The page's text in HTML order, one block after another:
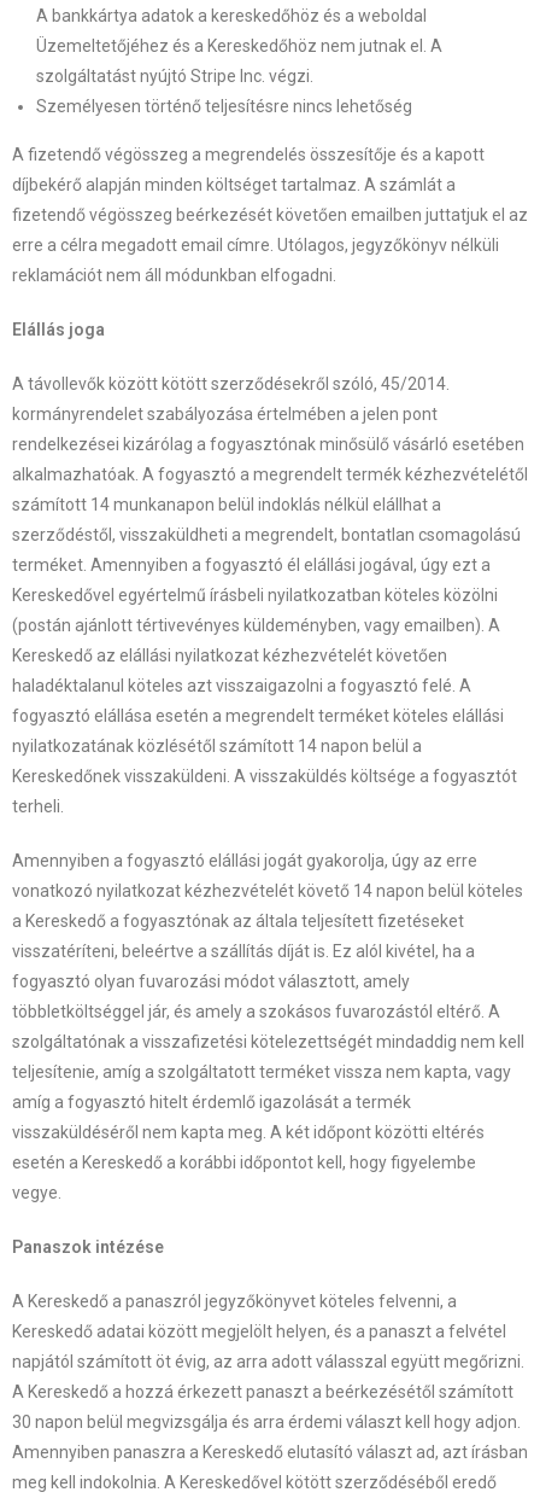
A bankkártya adatok a kereskedőhöz és a weboldal
Üzemeltetőjéhez és a Kereskedőhöz nem jutnak el. A
szolgáltatást nyújtó Stripe Inc. végzi.
Személyesen történő teljesítésre nincs lehetőség
A fizetendő végösszeg a megrendelés összesítője és a kapott
díjbekérő alapján minden költséget tartalmaz. A számlát a
fizetendő végösszeg beérkezését követően emailben juttatjuk el az
erre a célra megadott email címre. Utólagos, jegyzőkönyv nélküli
reklamációt nem áll módunkban elfogadni.
Elállás joga
A távollevők között kötött szerződésekről szóló, 45/2014.
kormányrendelet szabályozása értelmében a jelen pont
rendelkezései kizárólag a fogyasztónak minősülő vásárló esetében
alkalmazhatóak. A fogyasztó a megrendelt termék kézhezvételétől
számított 14 munkanapon belül indoklás nélkül elállhat a
szerződéstől, visszaküldheti a megrendelt, bontatlan csomagolású
terméket. Amennyiben a fogyasztó él elállási jogával, úgy ezt a
Kereskedővel egyértelmű írásbeli nyilatkozatban köteles közölni
(postán ajánlott tértivevényes küldeményben, vagy emailben). A
Kereskedő az elállási nyilatkozat kézhezvételét követően
haladéktalanul köteles azt visszaigazolni a fogyasztó felé. A
fogyasztó elállása esetén a megrendelt terméket köteles elállási
nyilatkozatának közlésétől számított 14 napon belül a
Kereskedőnek visszaküldeni. A visszaküldés költsége a fogyasztót
terheli.
Amennyiben a fogyasztó elállási jogát gyakorolja, úgy az erre
vonatkozó nyilatkozat kézhezvételét követő 14 napon belül köteles
a Kereskedő a fogyasztónak az általa teljesített fizetéseket
visszatéríteni, beleértve a szállítás díját is. Ez alól kivétel, ha a
fogyasztó olyan fuvarozási módot választott, amely
többletköltséggel jár, és amely a szokásos fuvarozástól eltérő. A
szolgáltatónak a visszafizetési kötelezettségét mindaddig nem kell
teljesítenie, amíg a szolgáltatott terméket vissza nem kapta, vagy
amíg a fogyasztó hitelt érdemlő igazolását a termék
visszaküldéséről nem kapta meg. A két időpont közötti eltérés
esetén a Kereskedő a korábbi időpontot kell, hogy figyelembe
vegye.
Panaszok intézése
A Kereskedő a panaszról jegyzőkönyvet köteles felvenni, a
Kereskedő adatai között megjelölt helyen, és a panaszt a felvétel
napjától számított öt évig, az arra adott válasszal együtt megőrizni.
A Kereskedő a hozzá érkezett panaszt a beérkezésétől számított
30 napon belül megvizsgálja és arra érdemi választ kell hogy adjon.
Amennyiben panaszra a Kereskedő elutasító választ ad, azt írásban
meg kell indokolnia. A Kereskedővel kötött szerződéséből eredő